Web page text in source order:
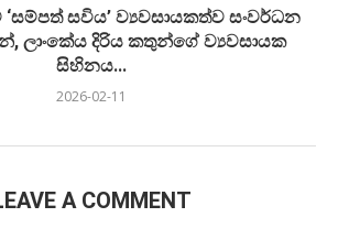
‘සම්පත් සවිය’ ව්‍යවසායකත්ව සංවර්ධන
ලාංකේය දිරිය කතුන්ගේ ව්‍යවසායක
සිහිනය...
2026-02-11
A COMMENT